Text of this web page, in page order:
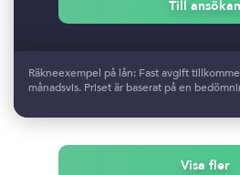
Till ansökan
Räkneexempel på lån: Fast avgift
månadsvis. Priset är baserat på en
Visa fler